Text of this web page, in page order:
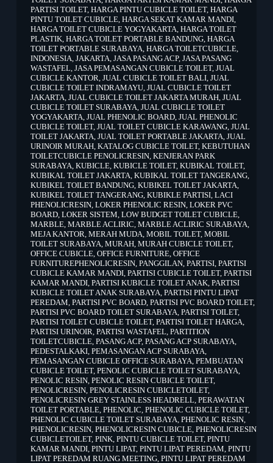
PARTISI TOILET, HARGA PINTU CUBICLE TOILET, HARGA
PINTU TOILET CUBICLE, HARGA SEKAT KAMAR MANDI,
HARGA TOILET CUBICLE YOGYAKARTA HARGA TOILET
PLASTIK, HARGA TOILET PORTABLE BANDUNG, HARGA
TOILET PORTABLE SURABAYA HARGA TOILETCUBICLE,
INDONESIA JAKARTA JASA PASANG ACP, JASA PASANG
WASTAFEL, JASA PEMASANGAN CUBICLE TOILET, JUAL
CUBICLE KANTOR JUAL CUBICLE TOILET BALI, JUAL
CUBICLE TOILET INDRAMAYU, JUAL CUBICLE TOILET
JAKARTA JUAL CUBICLE TOILET JAKARTA MURAH, JUAL
CUBICLE TOILET SURABAYA JUAL CUBICLE TOILET
YOGYAKARTA JUAL PHENOLIC BOARD, JUAL PHENOLIC
CUBICLE TOILET, JUAL TOILET CUBICLE KARAWANG, JUAL
TOILET JAKARTA JUAL TOILET PORTABLE JAKARTA JUAL
URINOIR MURAH, KATALOG CUBICLE TOILET, KEBUTUHAN
TOILETCUBICLE PENOLICRESIN, KENJERAN PARK
SURABAYA KUBICLE, KUBICLE TOILET, KUBIKAL TOILET,
KUBIKAL TOILET JAKARTA KUBIKAL TOILET TANGERANG,
KUBIKEL TOILET BANDUNG, KUBIKEL TOILET JAKARTA
KUBIKEL TOILET TANGERANG, KUBIKLE PARTISI, LACI
PHENOLICRESIN, LOKER PHENOLIC RESIN, LOKER PVC
BOARD, LOKER SISTEM LOW BUDGET TOILET CUBICLE,
MARBLE, MARBLE ACLIRIC MARBLE ACLIRIC SURABAYA
MEJA KANTOR MERAH MUDA MOBIL TOILET, MOBIL
TOILET SURABAYA MURAH, MURAH CUBICLE TOILET,
OFFICE CUBICLE, OFFICE FURNITURE, OFFICE
FURNITUREPHENOLICRESIN, PANGGILAN, PARTISI, PARTISI
CUBICLE KAMAR MANDI, PARTISI CUBICLE TOILET, PARTISI
KAMAR MANDI, PARTISI KUBICLE TOILET ANAK, PARTISI
KUBICLE TOILET ANAK SURABAYA PARTISI PINTU LIPAT
PEREDAM PARTISI PVC BOARD, PARTISI PVC BOARD TOILET,
PARTISI PVC BOARD TOILET SURABAYA PARTISI TOILET,
PARTISI TOILET CUBICLE TOILET, PARTISI TOILET HARGA
PARTISI URINOIR PARTISI WASTAFEL, PARTITION
TOILETCUBICLE, PASANG ACP, PASANG ACP SURABAYA
PEDESTALKAKI, PEMASANGAN ACP SURABAYA
PEMASANGAN CUBICLE OFFICE SURABAYA PEMBUATAN
CUBICLE TOILET, PENOLIC CUBICLE TOILET SURABAYA
PENOLIC RESIN, PENOLIC RESIN CUBICLE TOILET,
PENOLICRESIN, PENOLICRESIN CUBICLETOILET,
PENOLICRESIN GREY STAINLESS HEADRELL, PERAWATAN
TOILET PORTABLE, PHENOLIC PHENOLIC CUBICLE TOILET,
PHENOLIC CUBICLE TOILET SURABAYA PHENOLIC RESIN,
PHENOLICRESIN, PHENOLICRESIN CUBICLE, PHENOLICRESIN
CUBICLETOILET, PINK, PINTU CUBICLE TOILET, PINTU
KAMAR MANDI, PINTU LIPAT, PINTU LIPAT PEREDAM PINTU
LIPAT PEREDAM RUANG MEETING, PINTU LIPAT PEREDAM